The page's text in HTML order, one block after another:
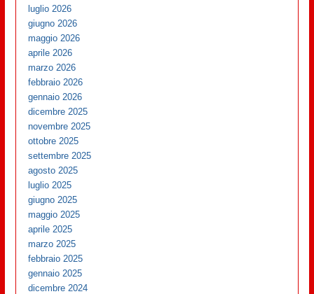
luglio 2026
giugno 2026
maggio 2026
aprile 2026
marzo 2026
febbraio 2026
gennaio 2026
dicembre 2025
novembre 2025
ottobre 2025
settembre 2025
agosto 2025
luglio 2025
giugno 2025
maggio 2025
aprile 2025
marzo 2025
febbraio 2025
gennaio 2025
dicembre 2024